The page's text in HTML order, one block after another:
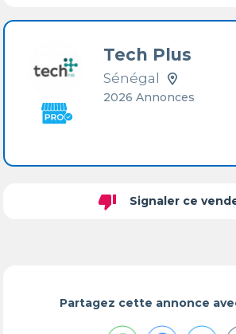
Tech Plus
Sénégal
2026 Annonces
thumb_down Signaler ce
Partagez cette annonce